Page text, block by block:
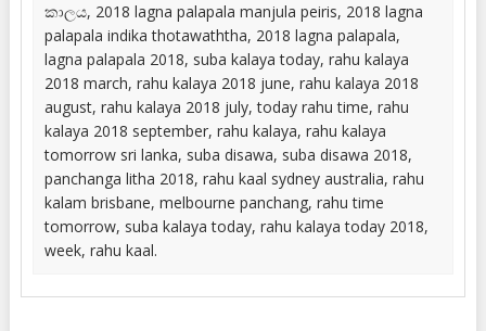
කාලය, 2018 lagna palapala manjula peiris, 2018 lagna
palapala indika thotawaththa, 2018 lagna palapala,
lagna palapala 2018, suba kalaya today, rahu kalaya
2018 march, rahu kalaya 2018 june, rahu kalaya 2018
august, rahu kalaya 2018 july, today rahu time, rahu
kalaya 2018 september, rahu kalaya, rahu kalaya
tomorrow sri lanka, suba disawa, suba disawa 2018,
panchanga litha 2018, rahu kaal sydney australia, rahu
kalam brisbane, melbourne panchang, rahu time
tomorrow, suba kalaya today, rahu kalaya today 2018,
week, rahu kaal.